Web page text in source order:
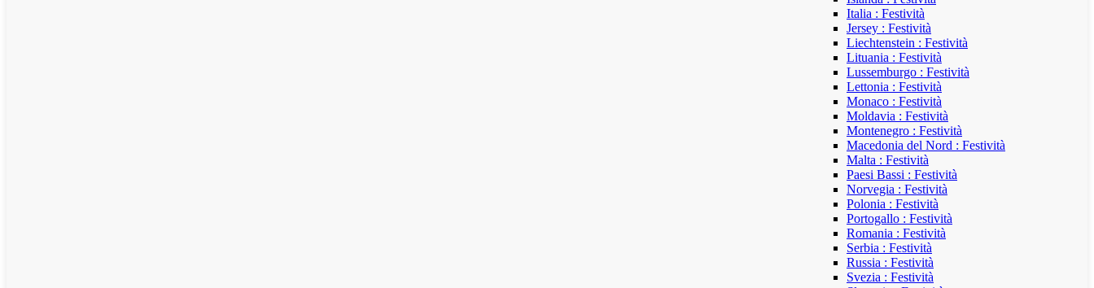
Italia : Festività
Jersey : Festività
Liechtenstein : Festività
Lituania : Festività
Lussemburgo : Festività
Lettonia : Festività
Monaco : Festività
Moldavia : Festività
Montenegro : Festività
Macedonia del Nord : Festività
Malta : Festività
Paesi Bassi : Festività
Norvegia : Festività
Polonia : Festività
Portogallo : Festività
Romania : Festività
Serbia : Festività
Russia : Festività
Svezia : Festività